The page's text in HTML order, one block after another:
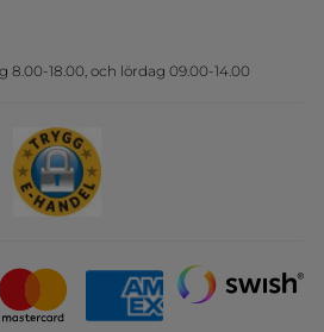
8.00-18.00, och lördag 09.00-14.00